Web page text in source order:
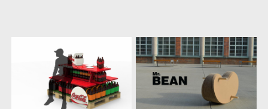
další
práce